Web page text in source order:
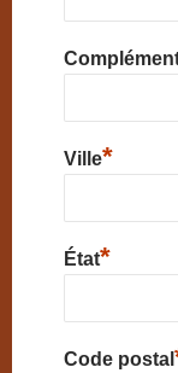
Ville*
État*
Code postal